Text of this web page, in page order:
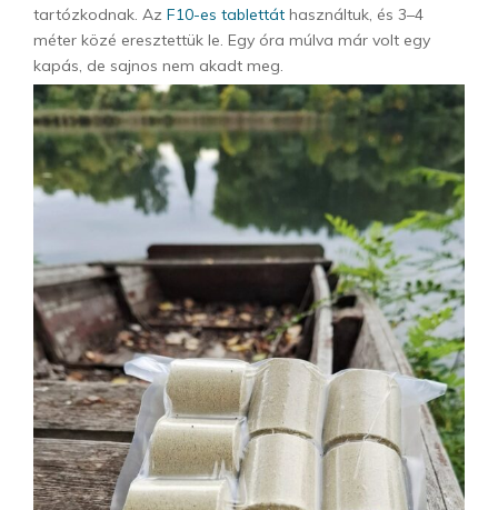
tartózkodnak. Az F10-es tablettát használtuk, és 3–4
méter közé eresztettük le. Egy óra múlva már volt egy
kapás, de sajnos nem akadt meg.